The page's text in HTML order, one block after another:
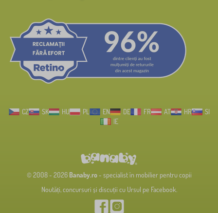
CZ SK HU PL EN DE FR AT HR
SI
IE
© 2008 - 2026 Banaby.ro- specialist în mobilier pentru copii
Noutăți, concursuri și discuții cu Ursul pe Facebook.